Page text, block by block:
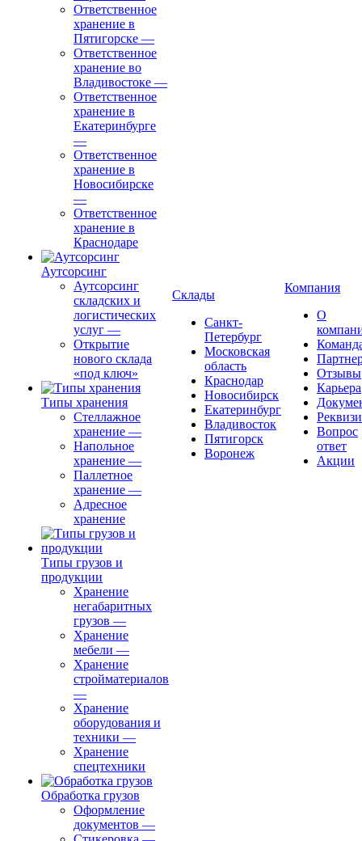
Ответственное
хранение в
Пятигорске —
Ответственное
хранение во
Владивостоке —
Ответственное
хранение в
Екатеринбурге
—
Ответственное
хранение в
Новосибирске
—
Ответственное
хранение в
Краснодаре
Аутсорсинг
Аутсорсинг
складских и
логистических
услуг —
Открытие
нового склада
«под ключ»
Типы хранения
Стеллажное
хранение —
Напольное
хранение —
Паллетное
хранение —
Адресное
хранение
Типы грузов и
продукции
Хранение
негабаритных
грузов —
Хранение
мебели —
Хранение
стройматериалов
—
Хранение
оборудования и
техники —
Хранение
спецтехники
Обработка грузов
Оформление
документов —
Склады
Санкт-
Петербург
Московская
область
Краснодар
Новосибирск
Екатеринбург
Владивосток
Пятигорск
Воронеж
Компания
О
Отзывы
Карьера
Вопрос
ответ
Акции